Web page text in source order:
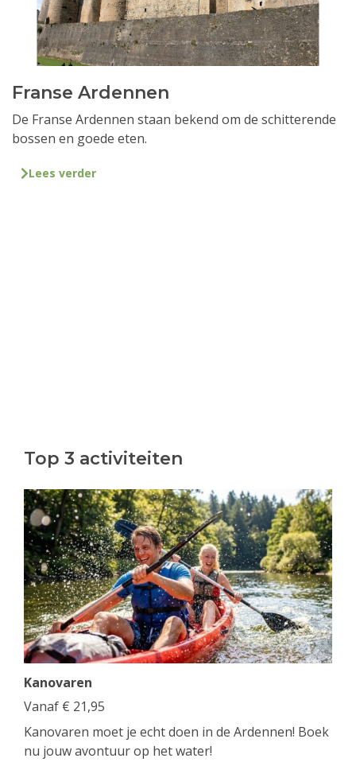
Franse Ardennen
De Franse Ardennen staan bekend om de schitterende
bossen en goede eten.
Lees verder
Top 3 activiteiten
Kanovaren
Vanaf € 21,95
Kanovaren moet je echt doen in de Ardennen! Boek
nu jouw avontuur op het water!